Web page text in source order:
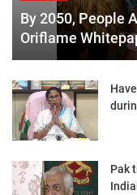
By 2050, People
Oriflame
Pak